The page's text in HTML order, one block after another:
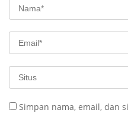
Simpan nama, email, dan